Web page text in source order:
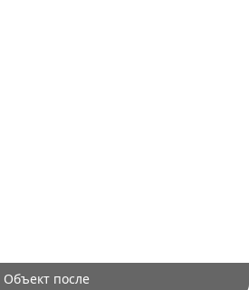
Объект после